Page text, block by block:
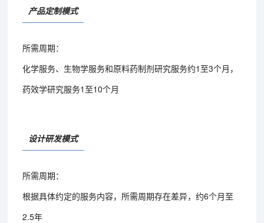
产品定制模式
所需周期：
化学服务、生物学服务和原料药制剂研究服务约1至3个月，
药效学研究服务1至10个月
设计研发模式
所需周期：
根据具体约定的服务内容，所需周期存在差异，约6个月至
2.5年